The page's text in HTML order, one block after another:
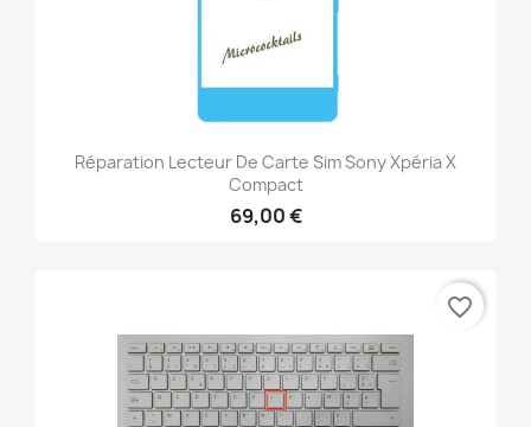
Réparation Lecteur De Carte Sim Sony Xpéria X
Compact
69,00 €
favorite_border